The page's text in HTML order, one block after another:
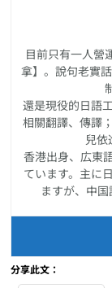
目前只有一人營
拿】。說句老實
還是現役的日語
相關翻譯、傳譯
兒依
香港出身、広東
ています。主に
ますが、中
分享此文：